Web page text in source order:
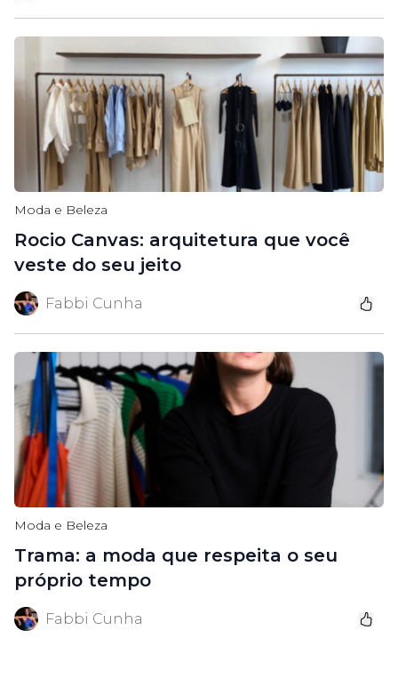
Moda e Beleza
Rocio Canvas: arquitetura que você
veste do seu jeito
Fabbi Cunha
Moda e Beleza
Trama: a moda que respeita o seu
próprio tempo
Fabbi Cunha